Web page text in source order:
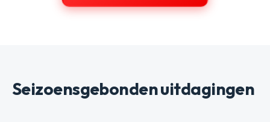
Seizoensgebonden uitdagingen